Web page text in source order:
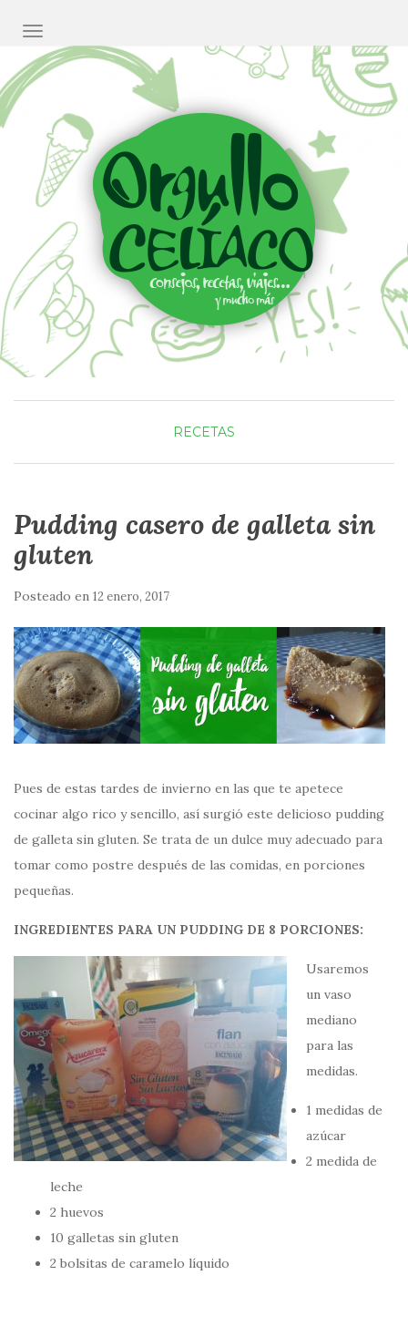
CAMBIAR NAVEGACIÓN
RECETAS
Pudding casero de galleta sin
gluten
Posteado en 12 enero, 2017
Pues de estas tardes de invierno en las que te apetece
cocinar algo rico y sencillo, así surgió este delicioso pudding
de galleta sin gluten. Se trata de un dulce muy adecuado para
tomar como postre después de las comidas, en porciones
pequeñas.
INGREDIENTES PARA UN PUDDING DE 8 PORCIONES:
Usaremos
un vaso
mediano
para las
medidas.
1 medidas de
azúcar
2 medida de
leche
2 huevos
10 galletas sin gluten
2 bolsitas de caramelo líquido